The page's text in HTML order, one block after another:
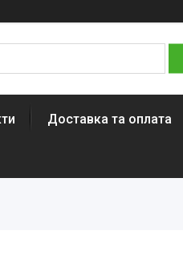
Доставка та оплата